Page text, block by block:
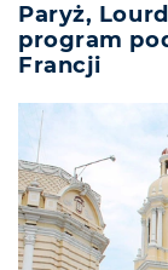
Paryż,
program
Francji